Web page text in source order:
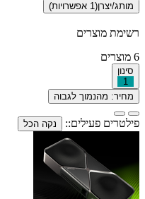
מותג/יצרן(1 אפשרויות)
רשימת מוצרים
6 מוצרים
סינון
1
מחיר: מהנמוך לגבוה
פילטרים פעילים:: נקה הכל